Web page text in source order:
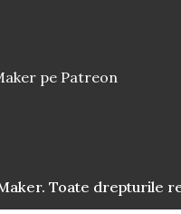
pe Patreon
Toate drepturile